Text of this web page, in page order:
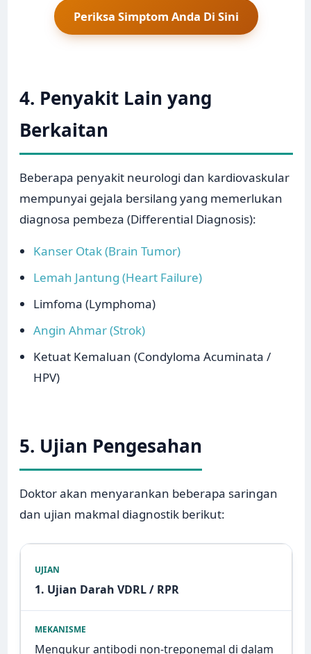
Periksa Simptom Anda Di Sini
4. Penyakit Lain yang
Berkaitan
Beberapa penyakit neurologi dan kardiovaskular
mempunyai gejala bersilang yang memerlukan
diagnosa pembeza (Differential Diagnosis):
Kanser Otak (Brain Tumor)
Lemah Jantung (Heart Failure)
Limfoma (Lymphoma)
Angin Ahmar (Strok)
Ketuat Kemaluan (Condyloma Acuminata /
HPV)
5. Ujian Pengesahan
Doktor akan menyarankan beberapa saringan
dan ujian makmal diagnostik berikut:
1. Ujian Darah VDRL / RPR
Mengukur antibodi non-treponemal di dalam